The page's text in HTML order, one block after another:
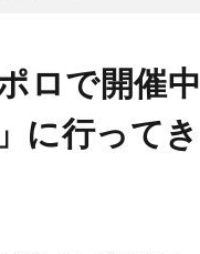
ロで開催中
に行ってき